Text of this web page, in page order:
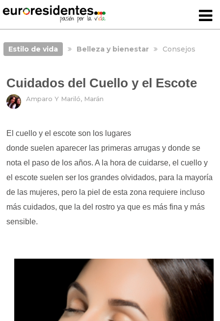
Estilo de vida Belleza y bienestar Consejos
Cuidados del Cuello y el Escote
Amparo Y Mariló, Marán
El cuello y el escote son los lugares
donde suelen aparecer las primeras arrugas y donde se
nota el paso de los años. A la hora de cuidarse, el cuello y
el escote suelen ser los grandes olvidados, para la mayoría
de las mujeres, pero la piel de esta zona requiere incluso
más cuidados, que la del rostro ya que es más fina y más
sensible.